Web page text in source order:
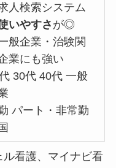
人検索システム
いやすさが◎
般企業・治験関
業にも強い
30代 40代 一般
パート・非常勤
看護、マイナビ看